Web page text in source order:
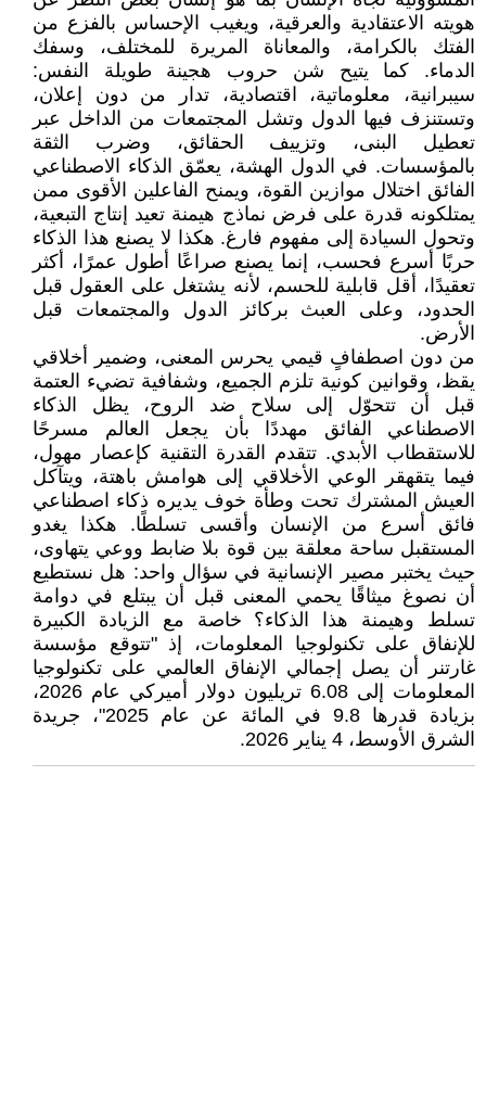
هويته الاعتقادية والعرقية، ويغيب الإحساس بالفزع من
الفتك بالكرامة، والمعاناة المريرة للمختلف، وسفك
الدماء. كما يتيح شن حروب هجينة طويلة النفس:
سيبرانية، معلوماتية، اقتصادية، تدار من دون إعلان،
وتستنزف فيها الدول وتشل المجتمعات من الداخل عبر
تعطيل البنى، وتزييف الحقائق، وضرب الثقة
بالمؤسسات. في الدول الهشة، يعمّق الذكاء الاصطناعي
الفائق اختلال موازين القوة، ويمنح الفاعلين الأقوى ممن
يمتلكونه قدرة على فرض نماذج هيمنة تعيد إنتاج التبعية،
وتحول السيادة إلى مفهوم فارغ. هكذا لا يصنع هذا الذكاء
حربًا أسرع فحسب، إنما يصنع صراعًا أطول عمرًا، أكثر
تعقيدًا، أقل قابلية للحسم، لأنه يشتغل على العقول قبل
الحدود، وعلى العبث بركائز الدول والمجتمعات قبل
الأرض.
من دون اصطفافٍ قيمي يحرس المعنى، وضمير أخلاقي
يقظ، وقوانين كونية تلزم الجميع، وشفافية تضيء العتمة
قبل أن تتحوّل إلى سلاح ضد الروح، يظل الذكاء
الاصطناعي الفائق مهددًا بأن يجعل العالم مسرحًا
للاستقطاب الأبدي. تتقدم القدرة التقنية كإعصار مهول،
فيما يتقهقر الوعي الأخلاقي إلى هوامش باهتة، ويتآكل
العيش المشترك تحت وطأة خوف يديره ذكاء اصطناعي
فائق أسرع من الإنسان وأقسى تسلطًا. هكذا يغدو
المستقبل ساحة معلقة بين قوة بلا ضابط ووعي يتهاوى،
حيث يختبر مصير الإنسانية في سؤال واحد: هل نستطيع
أن نصوغ ميثاقًا يحمي المعنى قبل أن يبتلع في دوامة
تسلط وهيمنة هذا الذكاء؟ خاصة مع الزيادة الكبيرة
للإنفاق على تكنولوجيا المعلومات، إذ "تتوقع مؤسسة
غارتنر أن يصل إجمالي الإنفاق العالمي على تكنولوجيا
المعلومات إلى 6.08 تريليون دولار أميركي عام 2026،
بزيادة قدرها 9.8 في المائة عن عام 2025"، جريدة
الشرق الأوسط، 4 يناير 2026.